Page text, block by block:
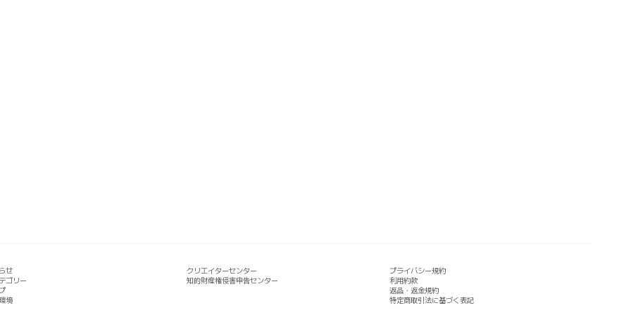
せ
ゴリー
境
クリエイターセンター
知的財産権侵害申告センター
プライバシー規約
利用約款
返品・返金規約
特定商取引法に基づく表記